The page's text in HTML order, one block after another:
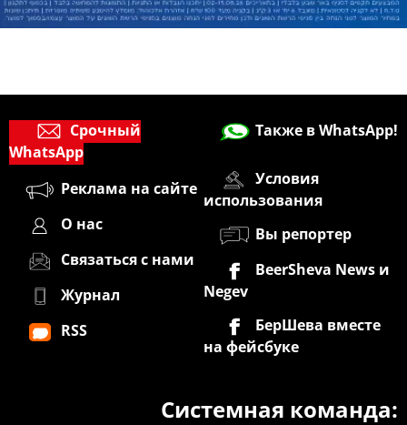
Также в WhatsApp!
Условия
использования
Вы репортер
BeerSheva News и
Negev
БерШева вместе
на фейсбуке
Срочный
WhatsApp
Реклама на сайте
О нас
Связаться с нами
Журнал
RSS
Системная команда: